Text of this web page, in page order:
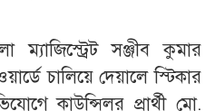
ম্যাজিস্ট্রেট সঞ্জীব কুমার
চালিয়ে দেয়ালে স্টিকার
কাউন্সিলর প্রার্থী মো.